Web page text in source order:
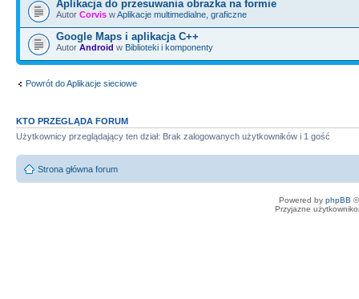
Aplikacja do przesuwania obrazka na formie
Autor Corvis wAplikacje multimedialne, graficzne
Google Maps i aplikacja C++
Autor Android w Biblioteki i komponenty
Powrót do Aplikacje sieciowe
KTO PRZEGLĄDA FORUM
Użytkownicy przeglądający ten dział: Brak zalogowanych użytkowników i 1 gość
Strona główna forum
Powered by phpBB
Przyjazne